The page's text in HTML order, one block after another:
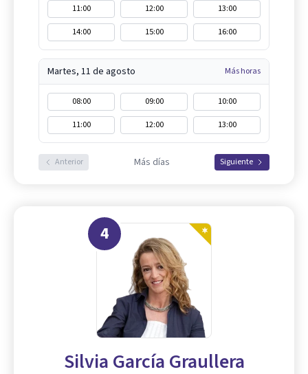
11:00 12:00
13:00
14:00
15:00 16:00
Martes, 11 de agosto Más horas
08:00 09:00
10:00
11:00
12:00 13:00
Anterior Más días Siguiente
4
Silvia García Graullera